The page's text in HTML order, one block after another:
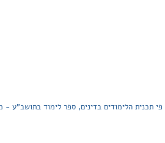
תכנית הלימודים בדינים, ספר לימוד בתושב"ע -